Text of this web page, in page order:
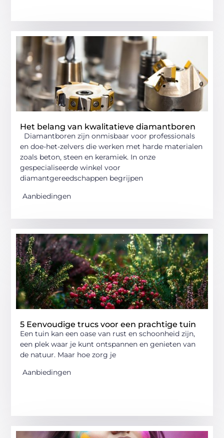
Het belang van kwalitatieve diamantboren
Diamantboren zijn onmisbaar voor professionals
en doe-het-zelvers die werken met harde materialen
zoals beton, steen en keramiek. In onze
gespecialiseerde winkel voor
diamantgereedschappen begrijpen
Aanbiedingen
5 Eenvoudige trucs voor een prachtige tuin
Een tuin kan een oase van rust en schoonheid zijn,
een plek waar je kunt ontspannen en genieten van
de natuur. Maar hoe zorg je
Aanbiedingen